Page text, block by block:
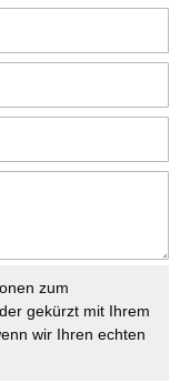
zum
gekürzt mit Ihrem
wir Ihren echten